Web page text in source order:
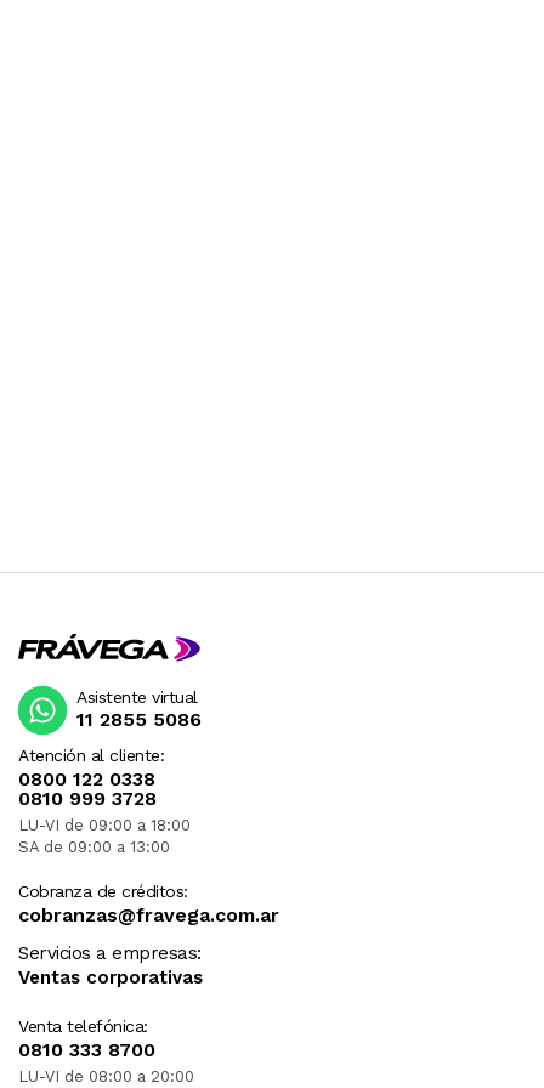
Atención al cliente:
0800 122 0338
0810 999 3728
LU-VI de 09:00 a 18:00
SA de 09:00 a 13:00
Cobranza de créditos:
cobranzas@fravega.com.ar
Servicios a empresas:
Ventas corporativas
Venta telefónica:
0810 333 8700
LU-VI de 08:00 a 20:00
Asistente virtual
11 2855 5086